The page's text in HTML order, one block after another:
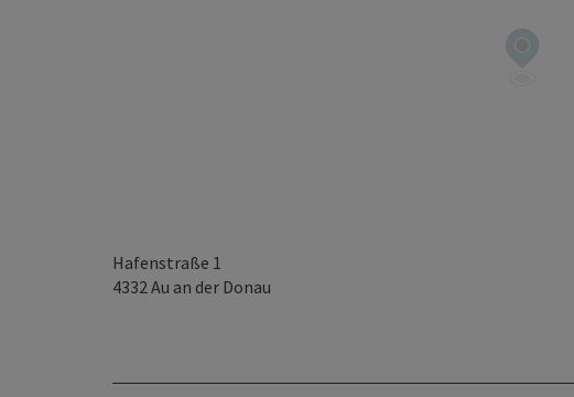
Hafenstraße 1
4332Au an der Donau